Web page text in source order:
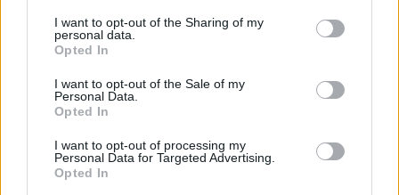
I want to opt-out of the Sharing of my
personal data.
Opted In
I want to opt-out of the Sale of my
Personal Data.
Opted In
I want to opt-out of processing my
Personal Data for Targeted Advertising.
Opted In
Parte de la impresionante capacidad de tracción
del Focus se puede achacar a su habilidad para
mantener velocidad en el paso por curva, por lo
Ambos ejes contribuyen, casi equitativamente, a
la forma en la que el Focus pasa por las curvas.